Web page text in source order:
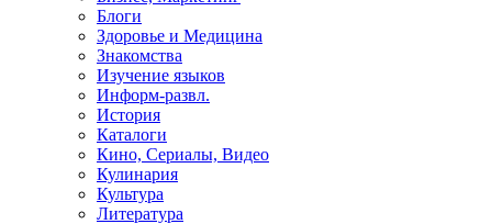
Блоги
Здоровье и Медицина
Знакомства
Изучение языков
Информ-развл.
История
Каталоги
Кино, Сериалы, Видео
Кулинария
Культура
Литература